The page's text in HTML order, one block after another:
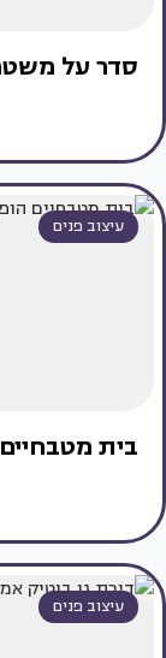
סדר על
עיצוב פנים
בית
עיצוב פנים